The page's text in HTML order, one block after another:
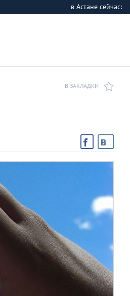
в Астане сейчас:
В ЗАКЛАДКИ